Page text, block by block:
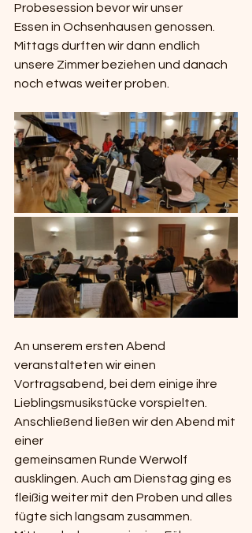
Probesession bevor wir unser
Essen in Ochsenhausen genossen.
Mittags durften wir dann endlich
unsere Zimmer beziehen und danach
noch etwas weiter proben.
An unserem ersten Abend
veranstalteten wir einen
Vortragsabend, bei dem einige ihre
Lieblingsmusikstücke vorspielten.
Anschließend ließen wir den Abend mit
einer
gemeinsamen Runde Werwolf
ausklingen. Auch am Dienstag ging es
fleißig weiter mit den Proben und alles
fügte sich langsam zusammen.